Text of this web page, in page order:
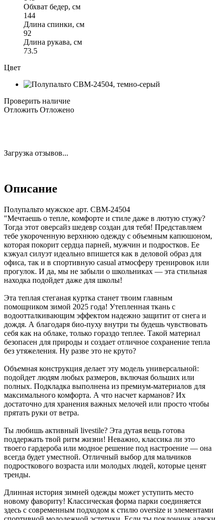
Обхват бедер, см
144
Длина спинки, см
92
Длина рукава, см
73.5
Цвет
Проверить наличие
Отложить Отложено
Загрузка отзывов...
Описание
Полупальто мужское арт. CBM-24504
"Мечтаешь о тепле, комфорте и стиле даже в лютую стужу?
Тогда этот оверсайз шедевр создан для тебя! Представляем
тебе укороченную верхнюю одежду с объемным капюшоном,
которая покорит сердца парней, мужчин и подростков. Ее
кэжуал силуэт идеально впишется как в деловой образ для
офиса, так и в спортивную casual атмосферу тренировок или
прогулок. И да, мы не забыли о школьниках — эта стильная
находка подойдет даже для школы!
Эта теплая стеганая куртка станет твоим главным
помощником зимой 2025 года! Утепленная ткань с
водоотталкивающим эффектом надежно защитит от снега и
дождя. А благодаря био-пуху внутри ты будешь чувствовать
себя как на облаке, только гораздо теплее. Такой материал
безопасен для природы и создает отличное сохранение тепла
без утяжеления. Ну разве это не круто?
Объемная конструкция делает эту модель универсальной:
подойдет людям любых размеров, включая больших или
полных. Подкладка выполнена из премиум-материалов для
максимального комфорта. А что насчет карманов? Их
достаточно для хранения важных мелочей или просто чтобы
прятать руки от ветра.
Ты любишь активный livestile? Эта дутая вещь готова
поддержать твой ритм жизни! Неважно, классика ли это
твоего гардероба или модное решение под настроение — она
всегда будет уместной. Отличный выбор для мальчиков
подросткового возраста или молодых людей, которые ценят
тренды.
Длинная история зимней одежды может уступить место
новому фавориту! Классическая форма парки соединяется
здесь с современным подходом к стилю oversize и элементами